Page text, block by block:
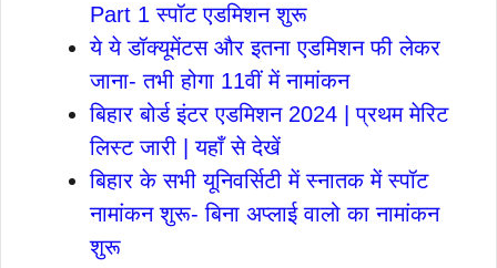
Part 1 स्पॉट एडमिशन शुरू
ये ये डॉक्यूमेंटस और इतना एडमिशन फी लेकर
जाना- तभी होगा 11वीं में नामांकन
बिहार बोर्ड इंटर एडमिशन 2024 | प्रथम मेरिट
लिस्ट जारी | यहाँ से देखें
बिहार के सभी यूनिवर्सिटी में स्नातक में स्पॉट
नामांकन शुरू- बिना अप्लाई वालो का नामांकन
शुरू